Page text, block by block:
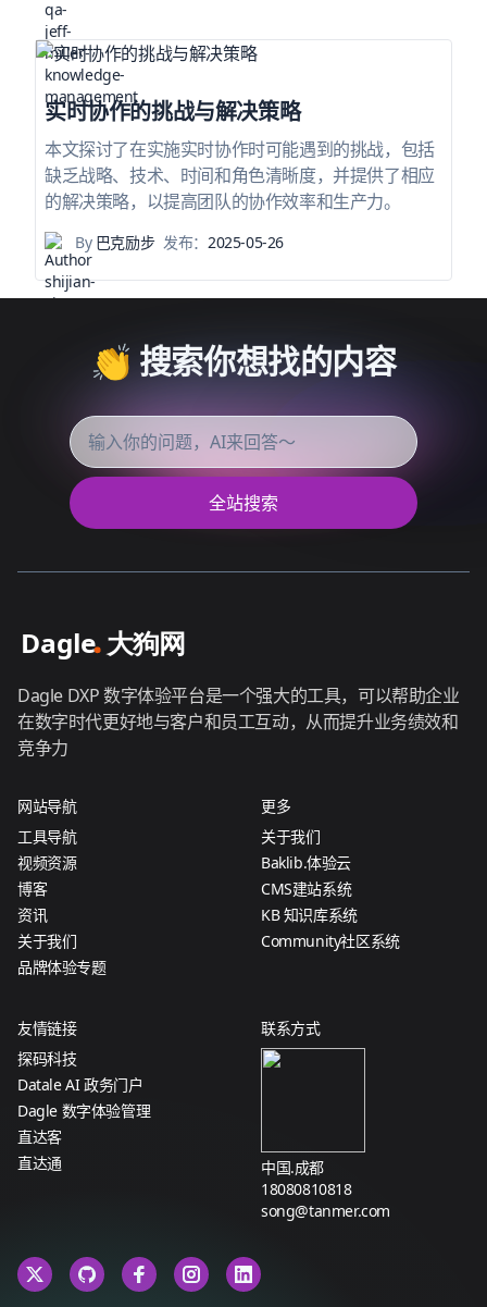
实时协作的挑战与解决策略
本文探讨了在实施实时协作时可能遇到的挑战，包括
缺乏战略、技术、时间和角色清晰度，并提供了相应
的解决策略，以提高团队的协作效率和生产力。
By巴克励步 发布：2025-05-26
👏 搜索你想找的内容
全站搜索
Dagle DXP 数字体验平台是一个强大的工具，可以帮助企业
在数字时代更好地与客户和员工互动，从而提升业务绩效和
竞争力
网站导航
工具导航
视频资源
博客
资讯
关于我们
品牌体验专题
更多
关于我们
Baklib.体验云
CMS建站系统
KB 知识库系统
Community社区系统
友情链接
探码科技
Datale AI 政务门户
Dagle 数字体验管理
直达客
直达通
联系方式
中国.成都
18080810818
song@tanmer.com